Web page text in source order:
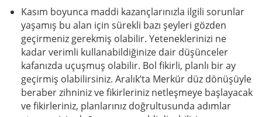
Kasım boyunca maddi kazançlarınızla ilgili sorunlar
yaşamış bu alan için sürekli bazı şeyleri gözden
geçirmeniz gerekmiş olabilir. Yeteneklerinizi ne
kadar verimli kullanabildiğinize dair düşünceler
kafanızda uçuşmuş olabilir. Bol fikirli, planlı bir ay
geçirmiş olabilirsiniz. Aralık’ta Merkür düz dönüşüyle
beraber zihniniz ve fikirleriniz netleşmeye başlayacak
ve fikirleriniz, planlarınız doğrultusunda adımlar